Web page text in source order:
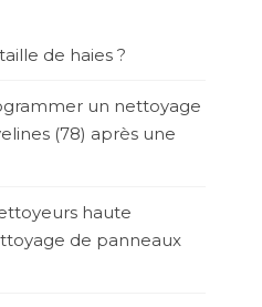
de haies ?
un nettoyage
(78) après une
haute
de panneaux